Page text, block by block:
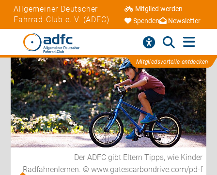
Allgemeiner Deutscher
Fahrrad-Club e. V. (ADFC)
Mitglied werden
Spenden
Newsletter
Mitgliedsvorteile entdecken
Der ADFC gibt Eltern Tipps, wie Kinder
Radfahrenlernen. © www.gatescarbondrive.com/pd-f